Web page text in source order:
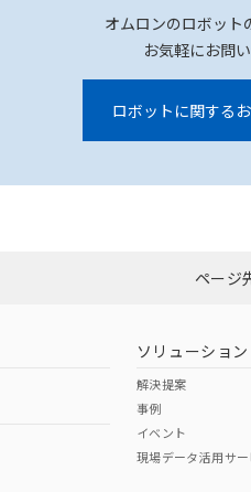
オムロンのロボット
お気軽にお問
ロボットに関する
ページ
ソリューション
解決提案
事例
イベント
現場データ活用サ